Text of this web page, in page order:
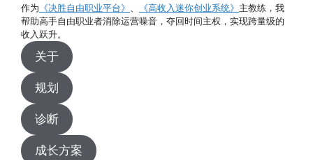
作为 《决胜自由职业平台》 《高收入迷你创业系统》 主教练，我
帮助高手自由职业者消除运营噪音，夺回时间主权，实现跨量级的
收入跃升。
关于
规划
诊断
成长方案